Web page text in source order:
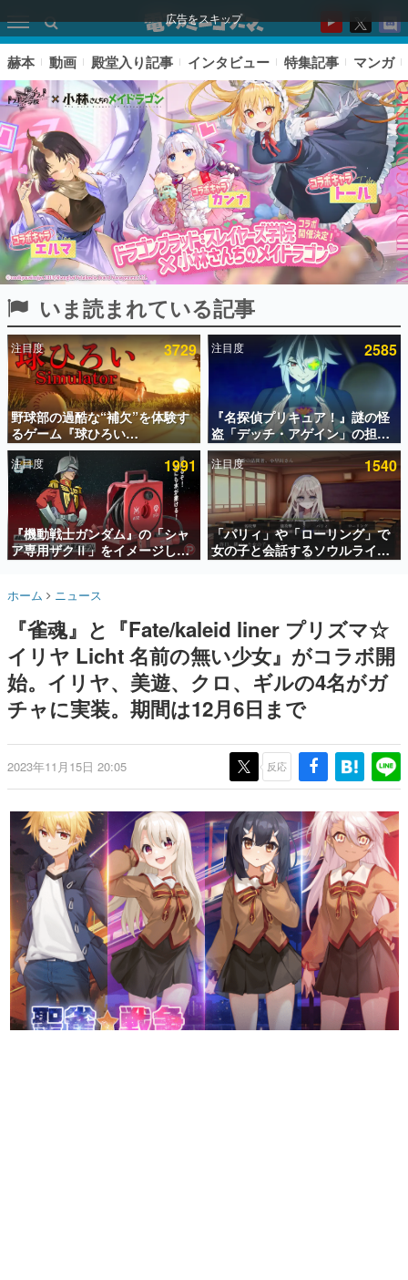
広告をスキップ
ピックアップ
電ファミのいま読まれている記事ランキング
アプリセール情報
インタビュー
連載・特集一覧
殿堂入り記事
SNS拡散数が数千以上！ ページビュー数万以上！ などな
ど。多くの人々に読まれた、電ファミ渾身の“殿堂入り”記
事をまとめました。
名作ゲームクリエイターの方々に製作時のエピソードをお
きます。
赫本
この物語を解いてはいけない。『赫本』は、〈試験問題〉
の形をした短編ホラー小説集です。
これからのデジタルゲーム市場を担う若きクリエイター達
の姿を追い、彼らのルーツと情熱を探っていきます。
ゲームに多大な影響を受けた作家さんに取材し、ゲームが
日本のコンテンツ産業やカルチャーに与えた影響を探る企
画です。
日本モバイルゲーム産業史
日本のモバイルゲーム史における主要なトピック・タイト
ルを網羅するほか、開発者へのインタビューや識者による
解説を掲載。約20年の歴史が一望できる決定版！
若ゲのいたり〜ゲームクリエイターの青春〜
『うつヌケ』『ペンと箸』等で知られるマンガ家・田中圭
一先生によるゲーム業界レポートマンガです。
なんでゲームは面白い？
赫本 動画 殿堂入り記事 インタビュー 特集記事 マンガ
いま読まれている記事
注目度 3729
野球部の過酷な“補欠”を体験す
るゲーム『球ひろい
Simulator』が「1件」のウィッ
シュリストをもとにチェコ語に
対応しSNSで話題に。『キング
ダム・カム』開発元やチェコの
プロ野球選手から称賛の声
注目度 2585
『名探偵プリキュア！』謎の怪
盗「デッチ・アゲイン」の担当
キャストは天﨑滉平さんと判
明。『Re:ゼロから始める異世
界生活』オットー役、『ヒプノ
シスマイク』山田三郎役など
注目度 1991
『機動戦士ガンダム』の「シャ
ア専用ザクⅡ」をイメージした
散水ホースリールが予約開始。
ークやジオン公国軍のエンブレ
注目度 1540
「パリィ」や「ローリング」で
女の子と会話するソウルライク
恋愛ゲーム『小早川さんはソウ
ホーム ニュース
『雀魂』と『Fate/kaleid liner プリズマ☆
イリヤ Licht 名前の無い少女』がコラボ開
始。イリヤ、美遊、クロ、ギルの4名がガ
チャに実装。期間は12月6日まで
2023年11月15日 20:05 反応